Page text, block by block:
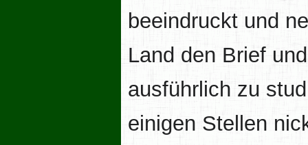
beeindruckt und
Land den Brief
ausführlich zu
einigen Stellen